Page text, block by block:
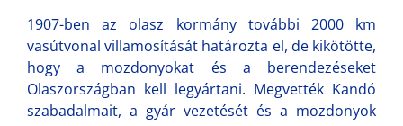
1907-ben az olasz kormány további 2000 km
vasútvonal villamosítását határozta el, de kikötötte,
hogy a mozdonyokat és a berendezéseket
Olaszországban kell legyártani. Megvették Kandó
szabadalmait, a gyár vezetését és a mozdonyok